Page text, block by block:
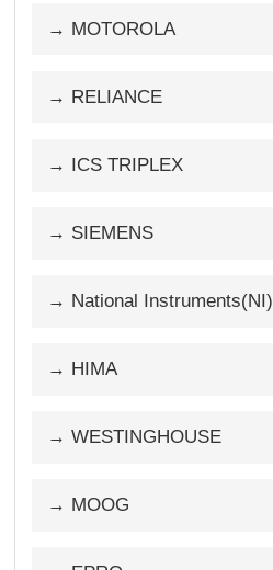
→ MOTOROLA
→ RELIANCE
→ ICS TRIPLEX
→ SIEMENS
→ National Instruments(NI)
→ HIMA
→ WESTINGHOUSE
→ MOOG